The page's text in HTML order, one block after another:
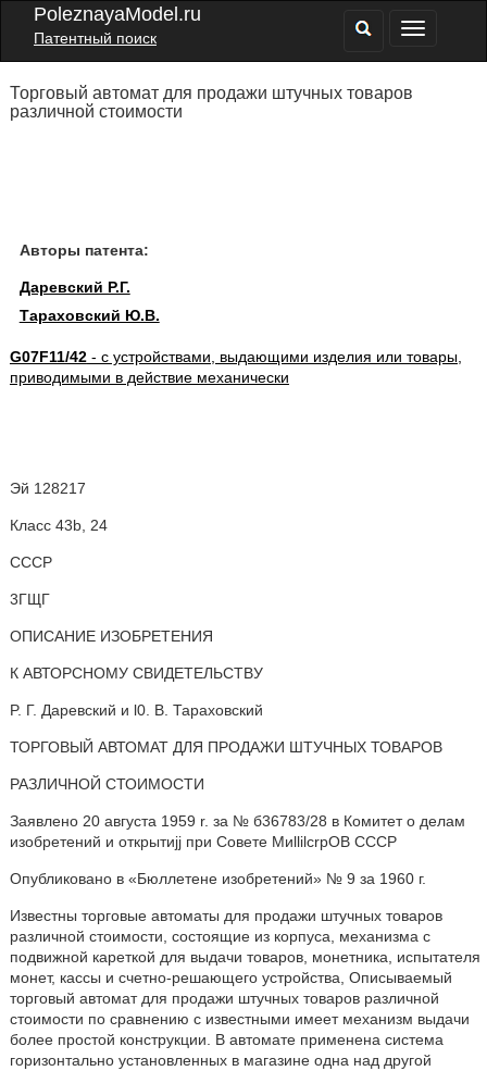
PoleznayaModel.ru
Патентный поиск
Торговый автомат для продажи штучных товаров
различной стоимости
Авторы патента:
Даревский Р.Г.
Тараховский Ю.В.
G07F11/42- с устройствами, выдающими изделия или товары,
приводимыми в действие механически
Эй 128217
Класс 43b, 24
СССР
3ГЩГ
ОПИСАНИЕ ИЗОБРЕТЕНИЯ
К АВТОРСНОМУ СВИДЕТЕЛЬСТВУ
P. Г. Даревский и l0. В. Тараховский
ТОРГОВЫЙ АВТОМАТ ДЛЯ ПРОДАЖИ ШТУЧНЫХ ТОВАРОВ
РАЗЛИЧНОЙ СТОИМОСТИ
Заявлено 20 августа 1959 r. за № б36783/28 в Комитет о делам
изобретений и открытиjj при Совете МиllilcrpOB СССР
Опубликовано в «Бюллетене изобретений» № 9 за 1960 г.
Известны торговые автоматы для продажи штучных товаров
различной стоимости, состоящие из корпуса, механизма с
подвижной кареткой для выдачи товаров, монетника, испытателя
монет, кассы и счетно-решающего устройства, Описываемый
торговый автомат для продажи штучных товаров различной
стоимости по сравнению с известными имеет механизм выдачи
более простой конструкции. В автомате применена система
горизонтально установленных в магазине одна над другой